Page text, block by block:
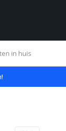
in huis